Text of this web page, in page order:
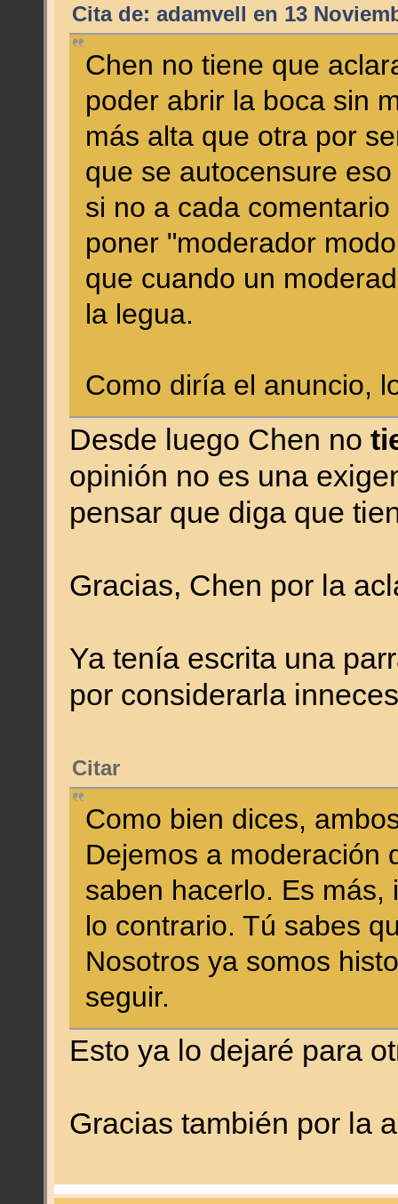
Cita de: adamvell en 13
Chen no tiene que
poder abrir la boca sin
más alta que otra por
que se autocensure
si no a cada
poner "moderador
que cuando un
la legua.
Como diría el anuncio,
Desde luego Chen no
opinión no es una
pensar que diga que
Gracias, Chen por la
Ya tenía escrita una
por considerarla
Citar
Como bien dices,
Dejemos a moderación
saben hacerlo. Es
lo contrario. Tú sabes
Nosotros ya somos
seguir.
Esto ya lo dejaré para
Gracias también por la